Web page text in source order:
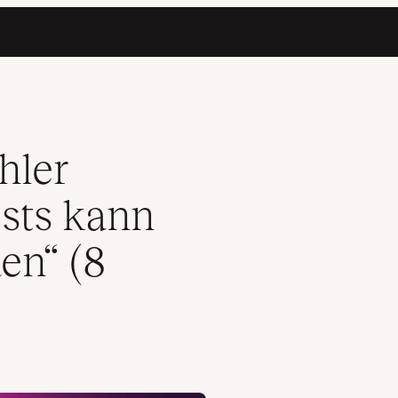
werden“ (8 Methoden)
kann
(8